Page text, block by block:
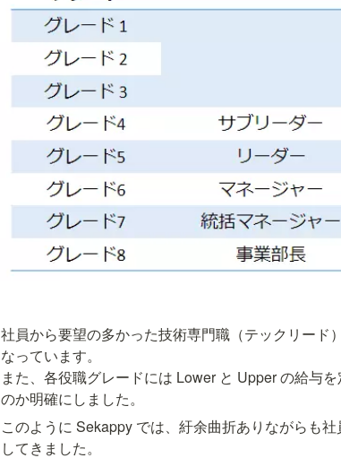
社員から要望の多かった技術専門職（テックリード
なっています。
また、各役職グレードには Lower と Upper の給与
のか明確にしました。
このように Sekappy では、紆余曲折ありながらも
してきました。